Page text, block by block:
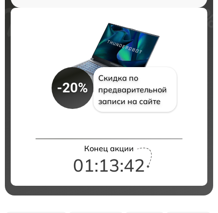
-20%
Скидка по
предварительной
записи на сайте
Конец акции
01:13:42